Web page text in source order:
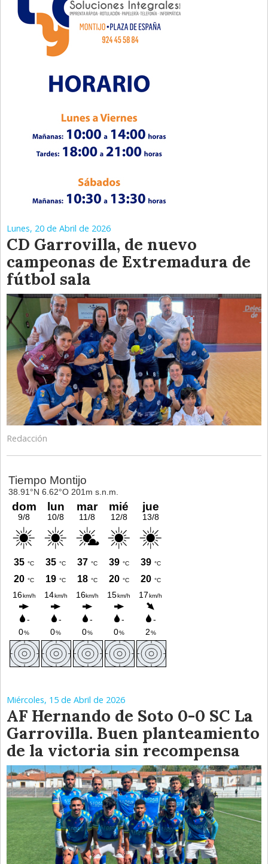
Lunes, 20 de Abril de 2026
CD Garrovilla, de nuevo
campeonas de Extremadura de
fútbol sala
Redacción
Miércoles, 15 de Abril de 2026
AF Hernando de Soto 0-0 SC La
Garrovilla. Buen planteamiento
de la victoria sin recompensa